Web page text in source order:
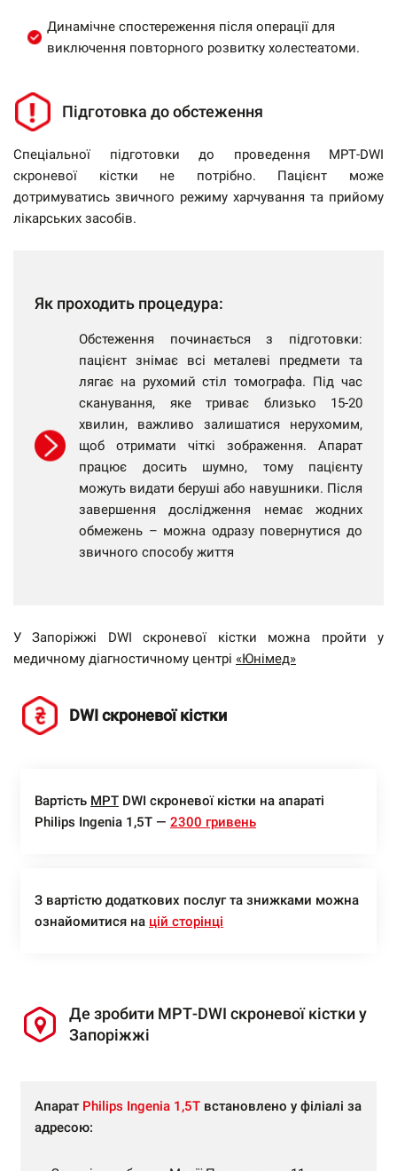
Динамічне спостереження після операції для
виключення повторного розвитку холестеатоми.
Підготовка до обстеження
Спеціальної підготовки до проведення МРТ-DWI
скроневої кістки не потрібно. Пацієнт може
дотримуватись звичного режиму харчування та прийому
лікарських засобів.
Як проходить процедура:
Обстеження починається з підготовки:
пацієнт знімає всі металеві предмети та
лягає на рухомий стіл томографа. Під час
сканування, яке триває близько 15-20
хвилин, важливо залишатися нерухомим,
щоб отримати чіткі зображення. Апарат
працює досить шумно, тому пацієнту
можуть видати беруші або навушники. Після
завершення дослідження немає жодних
обмежень – можна одразу повернутися до
звичного способу життя
У Запоріжжі DWI скроневої кістки можна пройти у
медичному діагностичному центрі «Юнімед»
DWI скроневої кістки
Вартість МРТ DWI скроневої кістки на апараті
Philips Ingenia 1,5Т — 2300 гривень
З вартістю додаткових послуг та знижками можна
ознайомитися на цій сторінці
Де зробити МРТ-DWI скроневої кістки у
Запоріжжі
Апарат Philips Ingenia 1,5Т встановлено у філіалі за
адресою: